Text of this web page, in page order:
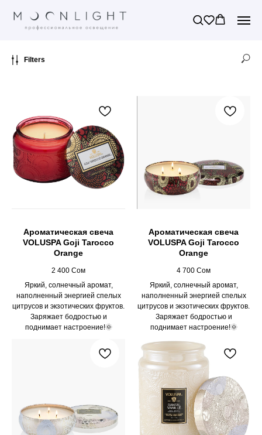
Filters
Ароматическая свеча
VOLUSPA Goji Tarocco
Orange
2 400 Сом
Яркий, солнечный аромат,
наполненный энергией спелых
цитрусов и экзотических фруктов.
Заряжает бодростью и
поднимает настроение!🌞
Ароматическая свеча
VOLUSPA Goji Tarocco
Orange
4 700 Сом
Яркий, солнечный аромат,
наполненный энергией спелых
цитрусов и экзотических фруктов.
Заряжает бодростью и
поднимает настроение!🌞